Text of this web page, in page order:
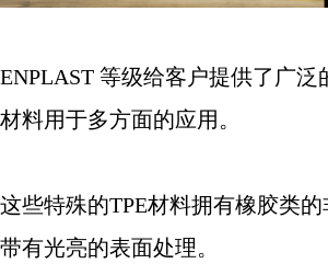
ENPLAST 等级给客户提供了广泛
材料用于多方面的应用。
这些特殊的TPE材料拥有橡胶类
带有光亮的表面处理。